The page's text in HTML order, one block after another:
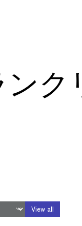
ンク
View all